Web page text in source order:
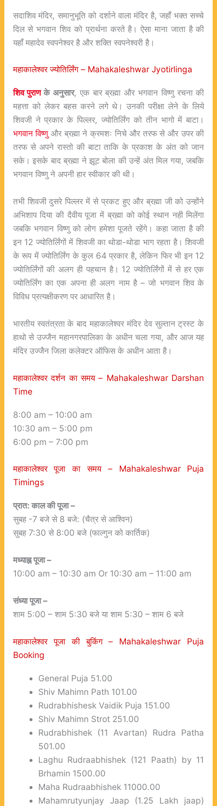
सदाशिव मंदिर, समानुभूति को दर्शाने वाला मंदिर है, जहाँ भक्त सच्चे
दिल से भगवान शिव को प्रार्थना करते है। ऐसा माना जाता है की
यहाँ महादेव स्वपनेश्वर है और शक्ति स्वपनेश्वरी है।
महाकालेश्वर ज्योतिर्लिंग – Mahakaleshwar Jyotirlinga
शिव पुराणके अनुसार, एक बार ब्रह्मा और भगवान विष्णु रचना की
महत्ता को लेकर बहस करने लगे थे। उनकी परीक्षा लेने के लिये
शिवजी ने प्रकार के पिल्लर, ज्योतिर्लिंग को तीन भागो में बाटा।
भगवान विष्णुऔर ब्रह्मा ने क्रमशः निचे और तरफ से और उपर की
तरफ से अपने रास्तो की बाटा ताकि के प्रकाश के अंत को जान
सके। इसके बाद ब्रह्मा ने झूट बोला की उन्हें अंत मिल गया, जबकि
भगवान विष्णु ने अपनी हार स्वीकार की थी।
तभी शिवजी दुसरे पिल्लर में से प्रकट हुए और ब्रह्मा जी को उन्होंने
अभिशाप दिया की दैवीय पूजा में ब्रह्मा को कोई स्थान नही मिलेंगा
जबकि भगवान विष्णु को लोग हमेशा पूजते रहेंगे। कहा जाता है की
इन 12 ज्योतिर्लिंगों में शिवजी का थोडा-थोडा भाग रहता है। शिवजी
के रूप में ज्योतिर्लिंग के कुल 64 प्रकार है, लेकिन फिर भी इन 12
ज्योतिर्लिंगों की अलग ही पहचान है। 12 ज्योतिर्लिंगों में से हर एक
ज्योतिर्लिंग का एक अपना ही अलग नाम है – जो भगवान शिव के
विविध प्रत्यक्षीकरण पर आधारित है।
भारतीय स्वतंत्रता के बाद महाकालेश्वर मंदिर देव सुल्तान ट्रस्ट के
हाथो से उज्जैन महानगरपालिका के अधीन चला गया, और आज यह
मंदिर उज्जैन जिला कलेक्टर ऑफिस के अधीन आता है।
महाकालेश्वर दर्शन का समय – Mahakaleshwar Darshan
Time
8:00 am – 10:00 am
10:30 am – 5:00 pm
6:00 pm – 7:00 pm
महाकालेश्वर पूजा का समय – Mahakaleshwar Puja
Timings
प्रात: काल की पूजा –
सुबह -7 बजे से 8 बजे: (चैत्र से आश्विन)
सुबह 7:30 से 8:00 बजे (फाल्गुन को कार्तिक)
मध्याह्न पूजा –
10:00 am – 10:30 am Or 10:30 am – 11:00 am
संध्या पूजा –
शाम 5:00 – शाम 5:30 बजे या शाम 5:30 – शाम 6 बजे
महाकालेश्वर पूजा की बुकिंग – Mahakaleshwar Puja
Booking
General Puja 51.00
Shiv Mahimn Path 101.00
Rudrabhishesk Vaidik Puja 151.00
Shiv Mahimn Strot 251.00
Rudrabhishek (11 Avartan) Rudra Patha
501.00
Laghu Rudraabhishek (121 Paath) by 11
Brhamin 1500.00
Maha Rudraabhishek 11000.00
Mahamrutyunjay Jaap (1.25 Lakh jaap)